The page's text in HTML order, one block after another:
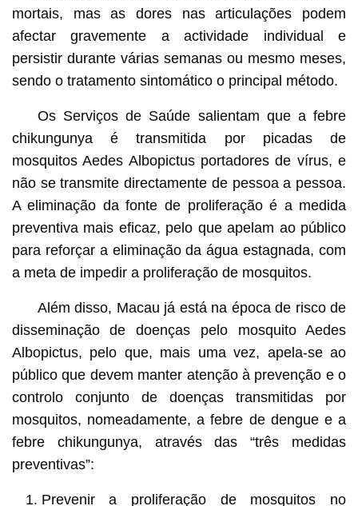
mortais, mas as dores nas articulações podem
afectar gravemente a actividade individual e
persistir durante várias semanas ou mesmo meses,
sendo o tratamento sintomático o principal método.
Os Serviços de Saúde salientam que a febre
chikungunya é transmitida por picadas de
mosquitos Aedes Albopictus portadores de vírus, e
não se transmite directamente de pessoa a pessoa.
A eliminação da fonte de proliferação é a medida
preventiva mais eficaz, pelo que apelam ao público
para reforçar a eliminação da água estagnada, com
a meta de impedir a proliferação de mosquitos.
Além disso, Macau já está na época de risco de
disseminação de doenças pelo mosquito Aedes
Albopictus, pelo que, mais uma vez, apela-se ao
público que devem manter atenção à prevenção e o
controlo conjunto de doenças transmitidas por
mosquitos, nomeadamente, a febre de dengue e a
febre chikungunya, através das “três medidas
preventivas”:
Prevenir a proliferação de mosquitos no